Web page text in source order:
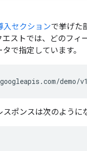
入セクションで挙げた
ストでは、どのフィ
で指定しています。
demo/
ポンスは次のように